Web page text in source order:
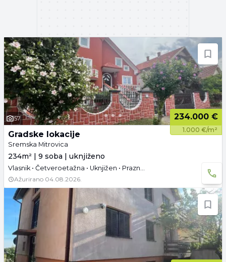
57 234.000 €
1.000 €/m²
Gradske lokacije
Sremska Mitrovica
234m² | 9 soba | uknjiženo
Vlasnik • Četveroetažna • Uknjižen • Prazno • Podrum
Ažurirano 04.08.2026.